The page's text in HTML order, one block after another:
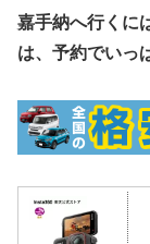
嘉手納へ行くに
は、予約でいっ